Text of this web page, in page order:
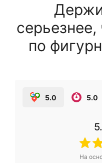
по
5.0 5.0
На